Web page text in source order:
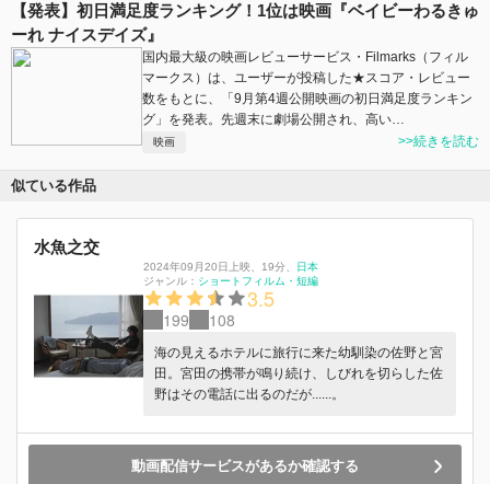
【発表】初日満足度ランキング！1位は映画『ベイビーわるきゅ
ーれ ナイスデイズ』
国内最大級の映画レビューサービス・Filmarks（フィル
マークス）は、ユーザーが投稿した★スコア・レビュー
数をもとに、「9月第4週公開映画の初日満足度ランキン
グ」を発表。先週末に劇場公開され、高い…
映画 >>続きを読む
似ている作品
水魚之交
2024年09月20日上映 19分
日本
ジャンル： ショートフィルム・短編
3.5
199 108
海の見えるホテルに旅行に来た幼馴染の佐野と宮
田。宮田の携帯が鳴り続け、しびれを切らした佐
野はその電話に出るのだが......。
動画配信サービスがあるか確認する